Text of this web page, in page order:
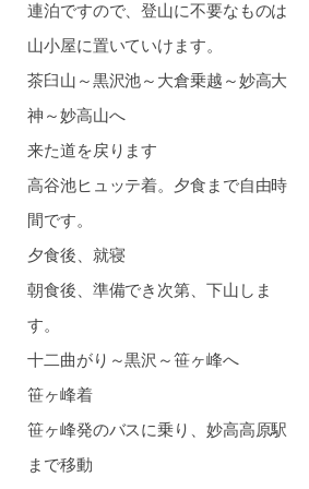
連泊ですので、登山に不要なものは
山小屋に置いていけます。
茶臼山～黒沢池～大倉乗越～妙高大
神～妙高山へ
来た道を戻ります
高谷池ヒュッテ着。夕食まで自由時
間です。
夕食後、就寝
朝食後、準備でき次第、下山しま
す。
十二曲がり～黒沢～笹ヶ峰へ
笹ヶ峰着
笹ヶ峰発のバスに乗り、妙高高原駅
まで移動